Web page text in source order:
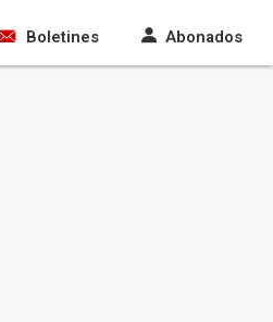
Boletines Abonados